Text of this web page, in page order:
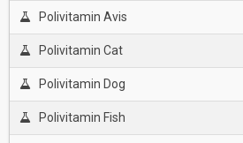
Polivitamin Avis
Polivitamin Cat
Polivitamin Dog
Polivitamin Fish